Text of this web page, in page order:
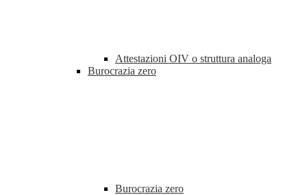
Attestazioni OIV o struttura analoga
Burocrazia zero
Burocrazia zero